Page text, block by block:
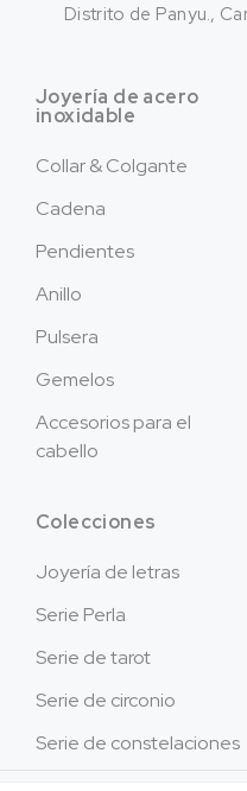
Distrito de Panyu.,
Joyería de acero
inoxidable
Collar & Colgante
Cadena
Pendientes
Anillo
Pulsera
Gemelos
Accesorios para el
cabello
Colecciones
Joyería de letras
Serie Perla
Serie de tarot
Serie de circonio
Serie de constelaciones